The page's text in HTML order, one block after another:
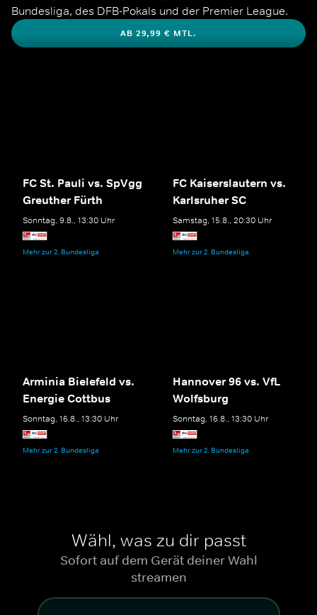
Bundesliga, des DFB-Pokals und der Premier League.
AB 29,99 € MTL.
FC St. Pauli vs. SpVgg
Greuther Fürth
Sonntag, 9.8., 13:30 Uhr
Mehr zur 2. Bundesliga
FC Kaiserslautern vs.
Karlsruher SC
Samstag, 15.8., 20:30 Uhr
Mehr zur 2. Bundesliga
Arminia Bielefeld vs.
Energie Cottbus
Sonntag, 16.8., 13:30 Uhr
Mehr zur 2. Bundesliga
Hannover 96 vs. VfL
Wolfsburg
Sonntag, 16.8., 13:30 Uhr
Mehr zur 2. Bundesliga
Wähl, was zu dir passt
Sofort auf dem Gerät deiner Wahl
streamen